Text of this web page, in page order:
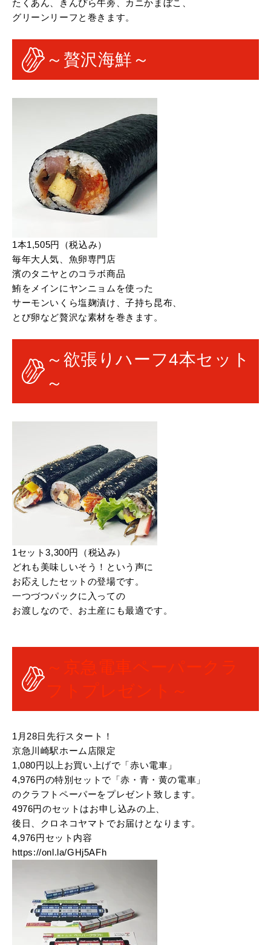
たくあん、きんぴら牛蒡、カニかまぼこ、
グリーンリーフと巻きます。
～贅沢海鮮～
1本1,505円（税込み）
毎年大人気、魚卵専門店
濱のタニヤとのコラボ商品
鮪をメインにヤンニョムを使った
サーモンいくら塩麹漬け、子持ち昆布、
とび卵など贅沢な素材を巻きます。
～欲張りハーフ4本セット
～
1セット3,300円（税込み）
どれも美味しいそう！という声に
お応えしたセットの登場です。
一つづつパックに入っての
お渡しなので、お土産にも最適です。
～京急電車ペーパークラ
フトプレゼント～
1月28日先行スタート！
京急川崎駅ホーム店限定
1,080円以上お買い上げで「赤い電車」
4,976円の特別セットで「赤・青・黄の電車」
のクラフトペーパーをプレゼント致します。
4976円のセットはお申し込みの上、
後日、クロネコヤマトでお届けとなります。
4,976円セット内容
https://onl.la/GHj5AFh